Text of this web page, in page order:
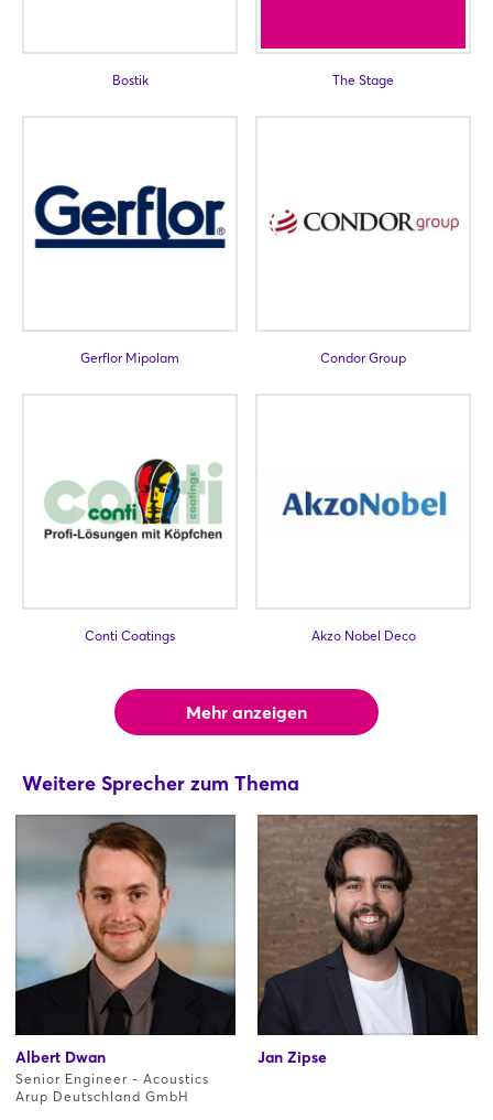
Bostik The Stage
Gerflor Mipolam Condor Group
Conti Coatings Akzo Nobel Deco
Mehr anzeigen
Weitere Sprecher zum Thema
Albert Dwan
Senior Engineer - Acoustics
Arup Deutschland GmbH
Jan Zipse